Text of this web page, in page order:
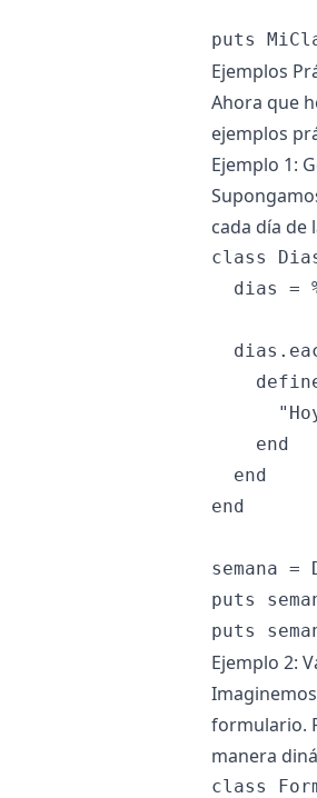
Ejemplos
Ahora que
ejemplos
Ejemplo 1:
cada día de
class
dias =
    end
  end
end
semana =
puts
Ejemplo 2:
formulario.
manera
class